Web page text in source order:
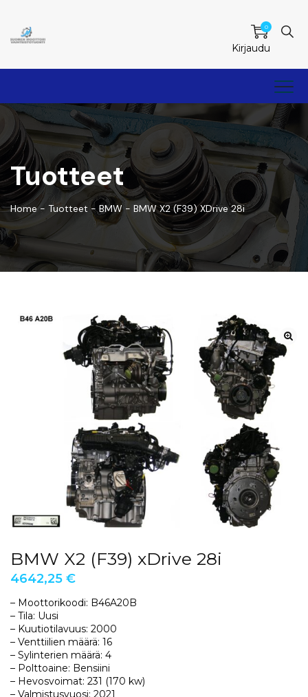
0
Kirjaudu
Tuotteet
Home- Tuotteet -BMW- BMW X2 (F39) XDrive 28i
BMW X2 (F39) xDrive 28i
4642,25 €
– Moottorikoodi: B46A20B
– Tila: Uusi
– Kuutiotilavuus: 2000
– Venttiilien määrä: 16
– Sylinterien määrä: 4
– Polttoaine: Bensiini
– Hevosvoimat: 231 (170 kw)
– Valmistusvuosi: 2021